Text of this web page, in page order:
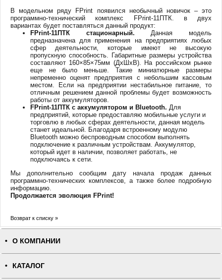
В модельном ряду FPrint появился необычный новичок – это
программно-технический комплекс FPrint-11ПТК. в двух
вариантах будет поставляться данный продукт:
FPrint-11ПТК стационарный. Данная модель
предназначена для применения на предприятиях любых
сфер деятельности, которые имеют не высокую
пропускную способность. Габаритные размеры устройства
составляют 160×85×75мм (ДхШхВ). На российском рынке
еще не было меньше. Такие миниатюрные размеры
непременно оценят предприятия с небольшим кассовым
местом. Если на предприятии нестабильное питание, то
отличным решением данной проблемы будет возможность
работы от аккумуляторов.
FPrint-11ПТК с аккумулятором и Bluetooth. Для
предприятий, которые предоставляю мобильные услуги и
торговлю в любых сферах деятельности, данная модель
станет идеальной. Благодаря встроенному модулю
Bluetooth можно беспроводным способом выполнять
подключение к различным устройствам. Аккумулятор,
который идет в наличии, позволяет работать, не
подключаясь к сети.
Мы дополнительно сообщим дату начала продаж данных
программно-технических комплексов, а также более подробную
информацию.
Продолжается эволюция FPrint!
Возврат к списку »
О КОМПАНИИ
КАТАЛОГ